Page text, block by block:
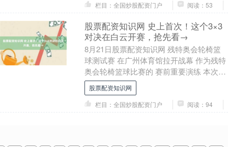
栏目：全国炒股配资门户
阅读：53
股票配资知识网 史上首次！这个3×3
对决在白云开赛，抢先看→
8月21日股票配资知识网 残特奥会轮椅篮
球测试赛 在广州体育馆拉开战幕 作为残特
奥会轮椅篮球比赛的 赛前重要演练 本次测
试赛 不仅全面检验赛事组织运行体系 更
带....
股票配资知识网
栏目：全国炒股配资门户
阅读：94